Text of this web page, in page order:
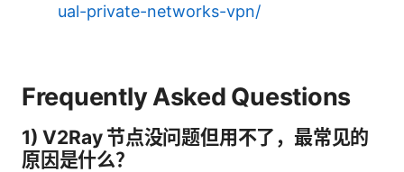
ual-private-networks-vpn/
Frequently Asked Questions
1) V2Ray 节点没问题但用不了，最常见的
原因是什么？